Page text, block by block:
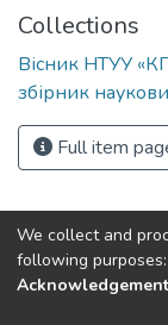
Collections
Вісник НТУУ
збірник
Full item
We collect and
following purposes: